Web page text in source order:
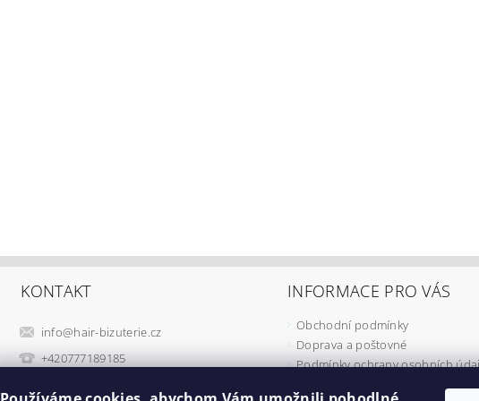
KONTAKT
info@hair-bizuterie.cz
+420777189185
INFORMACE PRO VÁS
Obchodní podmínky
Doprava a poštovné
Podmínky ochrany osobních